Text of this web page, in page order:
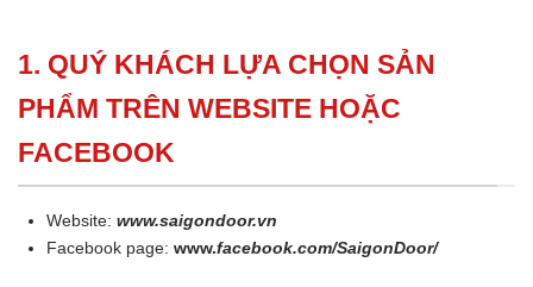
1. QUÝ KHÁCH LỰA CHỌN SẢN
PHẨM TRÊN WEBSITE HOẶC
FACEBOOK
Website:www.saigondoor.vn
Facebook page:www.facebook.com/SaigonDoor/